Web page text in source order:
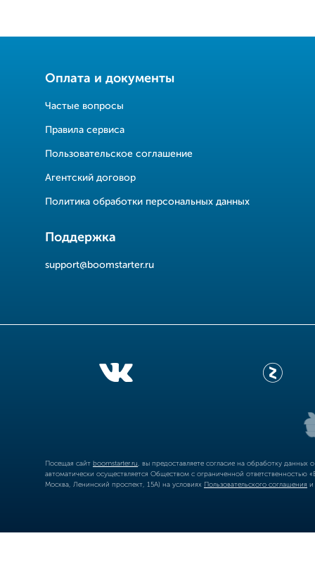
Оплата и документы
Частые вопросы
Правила сервиса
Пользовательское соглашение
Агентский договор
Политика обработки персональных данных
Поддержка
support@boomstarter.ru
Посещая сайт boomstarter.ru , вы предоставляете согласие на обработку
автоматически осуществляется Обществом с ограниченной
Москва, Ленинский проспект, 15А) на условиях Пользовательского соглашения и